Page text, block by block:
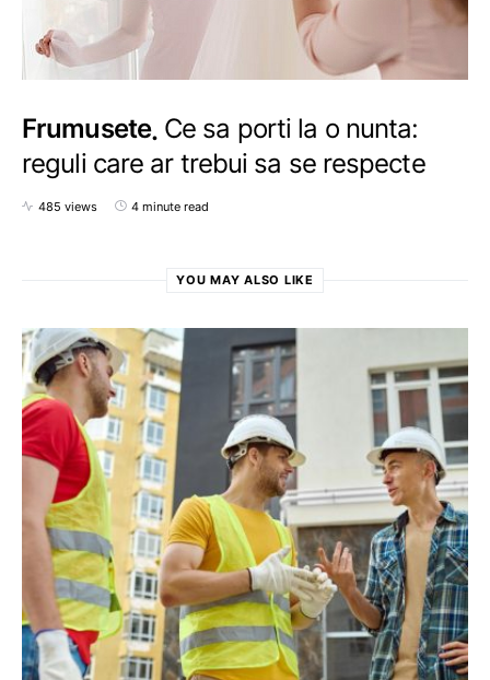
Frumusete Ce sa porti la o nunta:
reguli care ar trebui sa se respecte
485 views 4 minute read
YOU MAY ALSO LIKE